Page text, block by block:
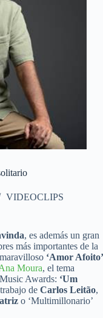
VIDEOCLIPS
, es además un gran
más importantes de la
‘Amor Afoito’
Moura, el tema
Awards: ‘Um
de Carlos Leitão,
o ‘Multimillonario’